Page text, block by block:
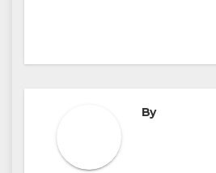
By